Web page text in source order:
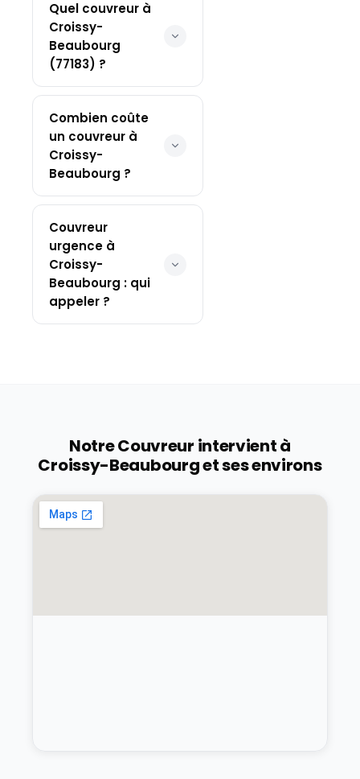
Quel couvreur à
Croissy-
Beaubourg
(77183) ?
Combien coûte
un couvreur à
Croissy-
Beaubourg ?
Couvreur
urgence à
Croissy-
Beaubourg : qui
appeler ?
Notre Couvreur intervient à
Croissy-Beaubourget ses environs